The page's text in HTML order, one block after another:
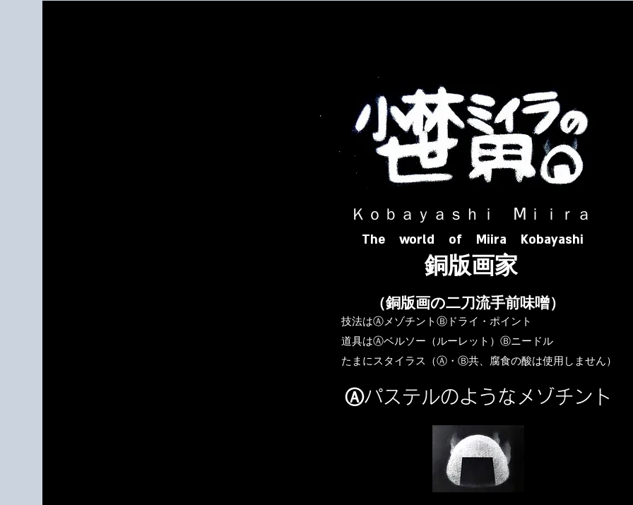
​ Ｋｏｂａｙａｓｈｉ Ⅿｉｉｒａ​
The world of Miira Kobayashi
​銅版画家
​（銅版画の二刀流手前味噌）
​技法はⒶメゾチントⒷドライ・ポイント
道具はⒶベルソー（ルーレット）Ⓑニードル
​たまにスタイラス（Ⓐ・Ⓑ共、腐食の酸は使用しません）
Ⓐパステルのようなメゾチント